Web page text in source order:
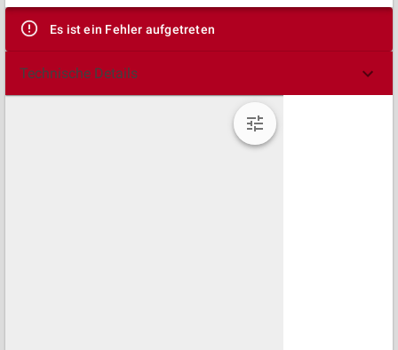
Viewer
Es ist ein Fehler aufgetreten
Technische Details